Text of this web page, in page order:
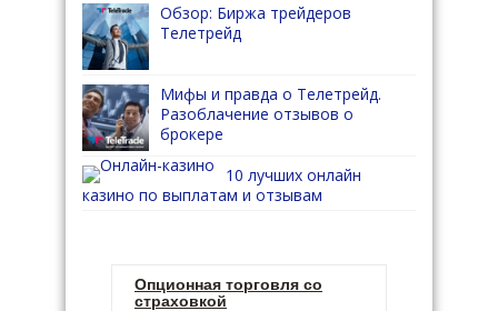
Обзор: Биржа трейдеров
Телетрейд
Мифы и правда о Телетрейд.
Разоблачение отзывов о
брокере
10 лучших онлайн
казино по выплатам и отзывам
Опционная торговля со
страховкой